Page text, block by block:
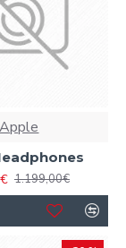
Apple
1.199,00€